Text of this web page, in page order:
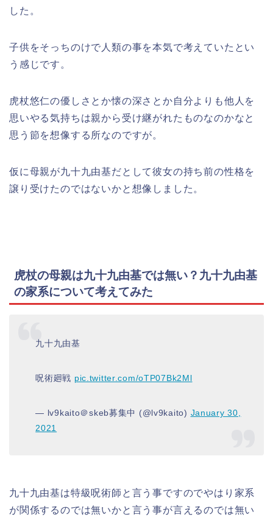
した。
子供をそっちのけで人類の事を本気で考えていたとい
う感じです。
虎杖悠仁の優しさとか懐の深さとか自分よりも他人を
思いやる気持ちは親から受け継がれたものなのかなと
思う節を想像する所なのですが。
仮に母親が九十九由基だとして彼女の持ち前の性格を
譲り受けたのではないかと想像しました。
虎杖の母親は九十九由基では無い？九十九由基
の家系について考えてみた
九十九由基
呪術廻戦 pic.twitter.com/oTP07Bk2Ml
— lv9kaito＠skeb募集中 (@lv9kaito) January 30,
2021
九十九由基は特級呪術師と言う事ですのでやはり家系
が関係するのでは無いかと言う事が言えるのでは無い